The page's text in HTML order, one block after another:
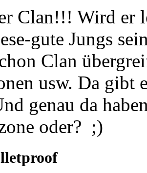
Clan!!! Wird er
gute Jungs
Clan
usw. Da gibt
genau da
oder? ;)